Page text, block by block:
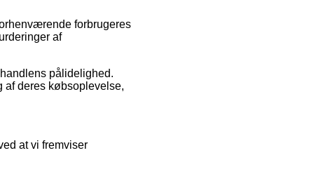
forbrugeres
af
pålidelighed.
af deres købsoplevelse,
at vi fremviser